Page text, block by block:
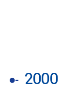
2000